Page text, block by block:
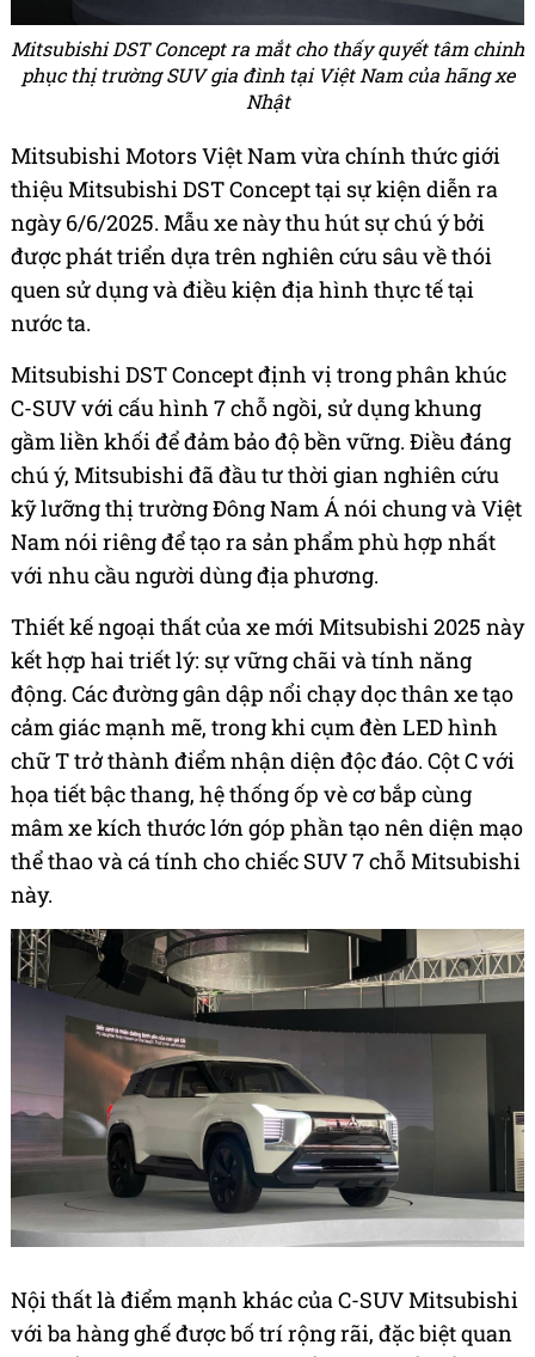
Mitsubishi DST Concept ra mắt cho thấy quyết tâm chinh
phục thị trường SUV gia đình tại Việt Nam của hãng xe
Nhật
Mitsubishi Motors Việt Nam vừa chính thức giới
thiệu Mitsubishi DST Concept tại sự kiện diễn ra
ngày 6/6/2025. Mẫu xe này thu hút sự chú ý bởi
được phát triển dựa trên nghiên cứu sâu về thói
quen sử dụng và điều kiện địa hình thực tế tại
nước ta.
Mitsubishi DST Concept định vị trong phân khúc
C-SUV với cấu hình 7 chỗ ngồi, sử dụng khung
gầm liền khối để đảm bảo độ bền vững. Điều đáng
chú ý, Mitsubishi đã đầu tư thời gian nghiên cứu
kỹ lưỡng thị trường Đông Nam Á nói chung và Việt
Nam nói riêng để tạo ra sản phẩm phù hợp nhất
với nhu cầu người dùng địa phương.
Thiết kế ngoại thất của xe mới Mitsubishi 2025 này
kết hợp hai triết lý: sự vững chãi và tính năng
động. Các đường gân dập nổi chạy dọc thân xe tạo
cảm giác mạnh mẽ, trong khi cụm đèn LED hình
chữ T trở thành điểm nhận diện độc đáo. Cột C với
họa tiết bậc thang, hệ thống ốp vè cơ bắp cùng
mâm xe kích thước lớn góp phần tạo nên diện mạo
thể thao và cá tính cho chiếc SUV 7 chỗ Mitsubishi
này.
Nội thất là điểm mạnh khác của C-SUV Mitsubishi
với ba hàng ghế được bố trí rộng rãi, đặc biệt quan